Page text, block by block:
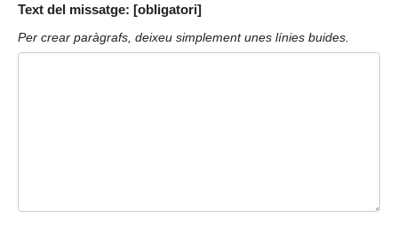
Text del missatge: [obligatori]
Per crear paràgrafs, deixeu simplement unes línies buides.